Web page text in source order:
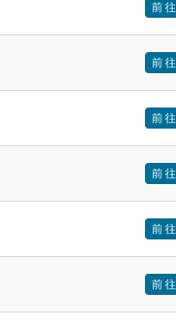
前往
前往
前往
前往
前往
前往